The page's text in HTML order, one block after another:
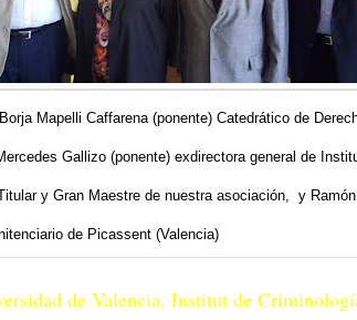
Mapelli Caffarena (ponente) Catedrático de
Gallizo (ponente) exdirectora general de
y Gran Maestre de nuestra asociación, y
de Picassent (Valencia)
de Valencia, Institut de